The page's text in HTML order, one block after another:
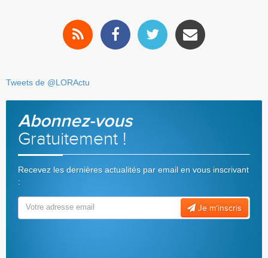
Tweets de @LORActu
Abonnez-vous
Gratuitement !
Recevez les dernières actualités par email en vous inscrivant
:
Je m’inscris